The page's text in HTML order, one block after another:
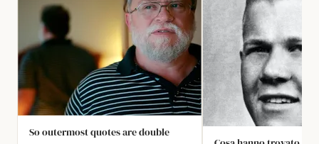
So outermost quotes are double